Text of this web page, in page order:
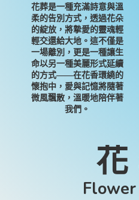
花葬是一種充滿詩意與溫
柔的告別方式，透過花朵
的綻放，將摯愛的靈魂輕
輕交還給大地。這不僅是
一場離別，更是一種讓生
命以另一種美麗形式延續
的方式——在花香環繞的
懷抱中，愛與記憶將隨著
微風飄散，溫暖地陪伴著
我們。
花
Flower